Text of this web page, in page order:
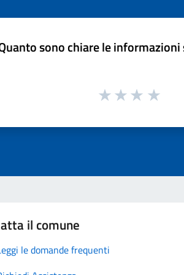
sono chiare le informazioni
il comune
le domande frequenti